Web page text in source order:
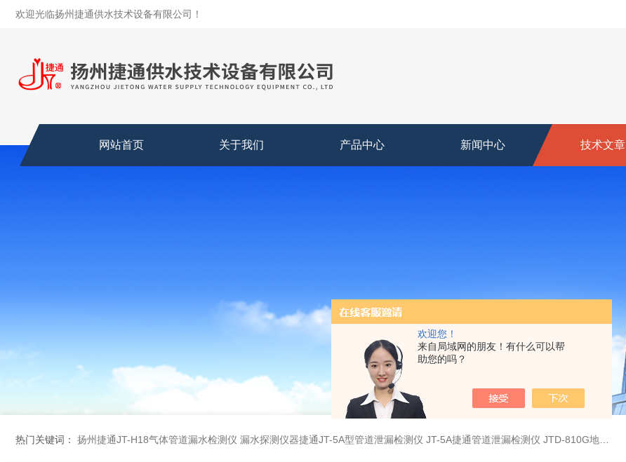
欢迎您！
来自局域网的朋友！有什么可以帮
助您的吗？
欢迎光临扬州捷通供水技术设备有限公司！
网站首页 关于我们 产品中心 新闻中心 技术文章
热门关键词： 扬州捷通JT-H18气体管道漏水检测仪 漏水探测仪器捷通JT-5A型管道泄漏检测仪 JT-5A捷通管道泄漏检测仪 JTD-810G地下管线探测仪